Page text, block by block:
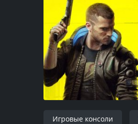
Игровые консоли